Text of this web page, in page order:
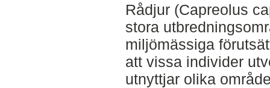
Rådjur (Capreolus
stora
miljömässiga
att vissa individer
utnyttjar olika